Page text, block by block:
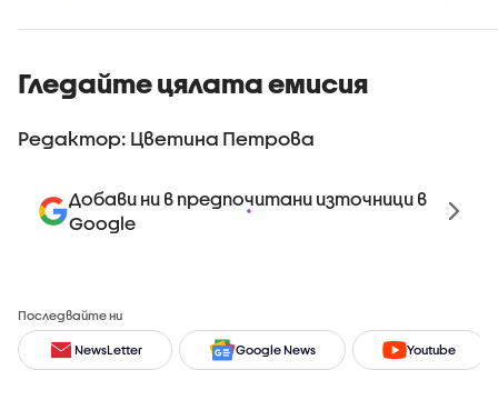
Гледайте цялата емисия
Редактор: Цветина Петрова
Добави ни в предпочитани източници в
Google
Последвайте ни
NewsLetter Google News Youtube